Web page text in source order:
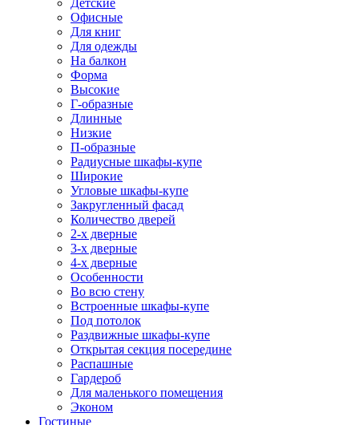
Детские
Офисные
Для книг
Для одежды
На балкон
Форма
Высокие
Г-образные
Длинные
Низкие
П-образные
Радиусные шкафы-купе
Широкие
Угловые шкафы-купе
Закругленный фасад
Количество дверей
2-х дверные
3-х дверные
4-х дверные
Особенности
Во всю стену
Встроенные шкафы-купе
Под потолок
Раздвижные шкафы-купе
Открытая секция посередине
Распашные
Гардероб
Для маленького помещения
Эконом
Гостиные